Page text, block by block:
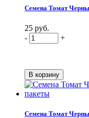
Семена Томат
25 руб.
-
+
Семена Томат